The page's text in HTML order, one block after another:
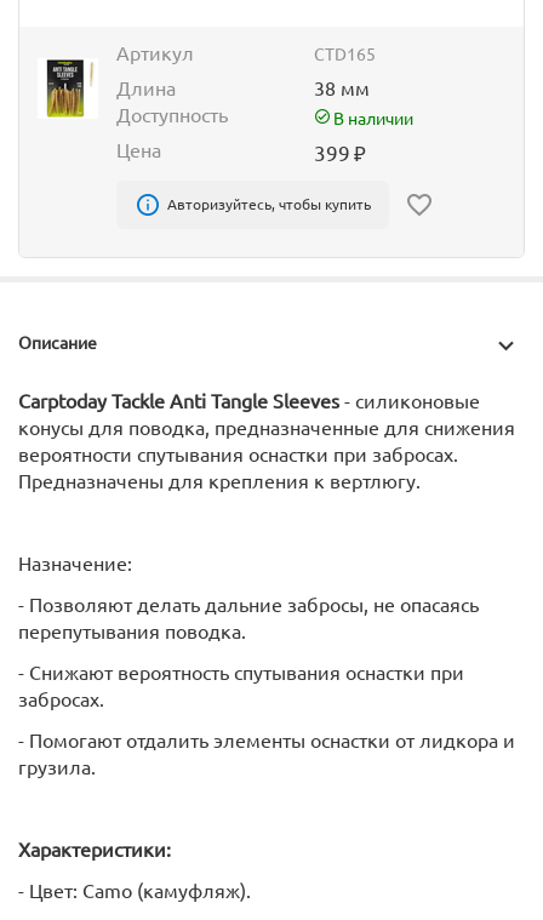
Артикул CTD165
Длина
38 мм
Доступность
В наличии
Цена 399₽
Авторизуйтесь, чтобы купить
Описание
Carptoday Tackle Anti Tangle Sleeves - силиконовые
конусы для поводка, предназначенные для снижения
вероятности спутывания оснастки при забросах.
Предназначены для крепления к вертлюгу.
Назначение:
- Позволяют делать дальние забросы, не опасаясь
перепутывания поводка.
- Снижают вероятность спутывания оснастки при
забросах.
- Помогают отдалить элементы оснастки от лидкора и
грузила.
Характеристики:
- Цвет: Camo (камуфляж).